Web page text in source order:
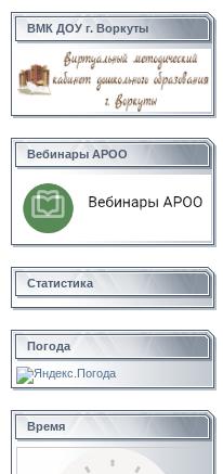
ВМК ДОУ г. Воркуты
Вебинары АРОО
Статистика
Погода
Время